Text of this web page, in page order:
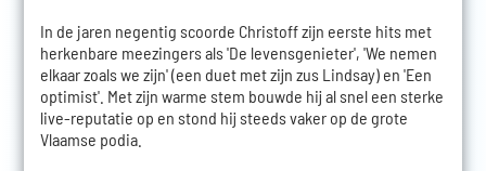
In de jaren negentig scoorde Christoff zijn eerste hits met
herkenbare meezingers als 'De levensgenieter', 'We nemen
elkaar zoals we zijn' (een duet met zijn zus Lindsay) en 'Een
optimist'. Met zijn warme stem bouwde hij al snel een sterke
live-reputatie op en stond hij steeds vaker op de grote
Vlaamse podia.